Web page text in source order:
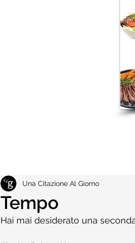
Tempo
Una Citazione Al Giorno
Hai mai desiderato una